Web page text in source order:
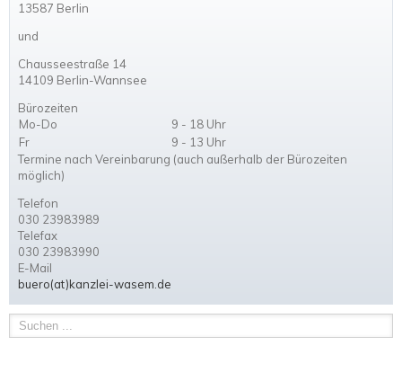
13587 Berlin
und
Chausseestraße 14
14109 Berlin-Wannsee
Bürozeiten
Mo-Do
9 - 18 Uhr
Fr
9 - 13 Uhr
Termine nach Vereinbarung (auch außerhalb der Bürozeiten
möglich)
Telefon
030 23983989
Telefax
030 23983990
E-Mail
buero(at)kanzlei-wasem.de